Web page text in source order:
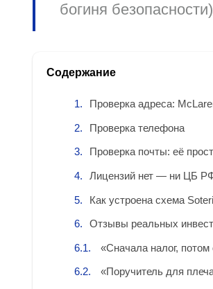
богиня
Содержание
Проверка адреса:
Проверка телефона
Проверка почты: её
Лицензий нет — ни ЦБ
Как устроена схема
Отзывы реальных
«Сначала налог,
«Поручитель для